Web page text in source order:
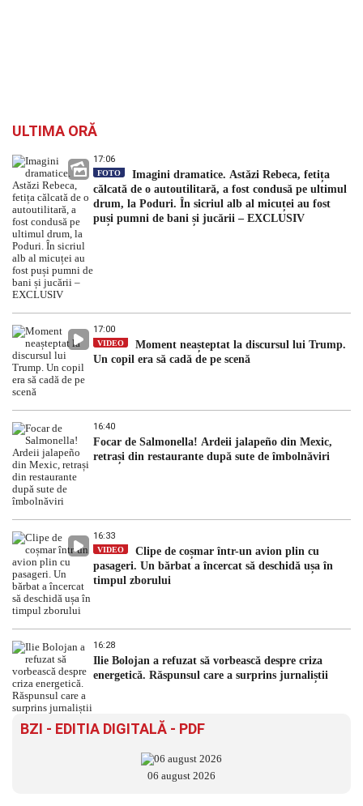
ULTIMA ORĂ
17:06
FOTO
Imagini dramatice. Astăzi Rebeca, fetița
călcată de o autoutilitară, a fost condusă pe ultimul
drum, la Poduri. În sicriul alb al micuței au fost
puși pumni de bani și jucării – EXCLUSIV
17:00
VIDEO
Moment neașteptat la discursul lui Trump.
Un copil era să cadă de pe scenă
16:40
Focar de Salmonella! Ardeii jalapeño din Mexic,
retrași din restaurante după sute de îmbolnăviri
16:33
VIDEO
Clipe de coșmar într-un avion plin cu
pasageri. Un bărbat a încercat să deschidă ușa în
timpul zborului
16:28
Ilie Bolojan a refuzat să vorbească despre criza
energetică. Răspunsul care a surprins jurnaliștii
BZI - EDITIA DIGITALĂ - PDF
06 august 2026